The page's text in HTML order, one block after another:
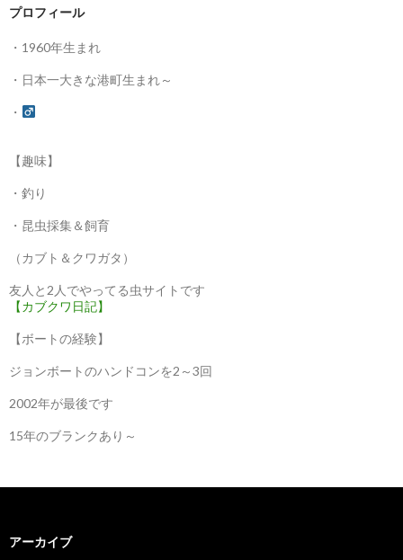
プロフィール
・1960年生まれ
・日本一大きな港町生まれ～
・
【趣味】
・釣り
・昆虫採集＆飼育
（カブト＆クワガタ）
友人と2人でやってる虫サイトです
【カブクワ日記】
【ボートの経験】
ジョンボートのハンドコンを2～3回
2002年が最後です
15年のブランクあり～
アーカイブ